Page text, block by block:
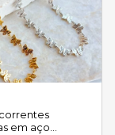
em aço